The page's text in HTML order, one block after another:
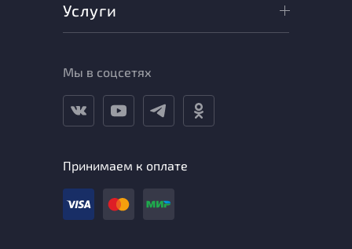
Услуги
Мы в соцсетях
Принимаем к оплате